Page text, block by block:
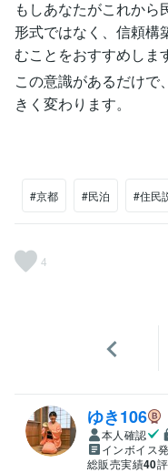
もしあなたがこれか
形式ではなく、信頼構
むことをおすすめしま
この意識があるだけで
きく変わります。
#京都 #民泊 #住民
4
ゆき106
本人確認
インボイス
総販売実績40